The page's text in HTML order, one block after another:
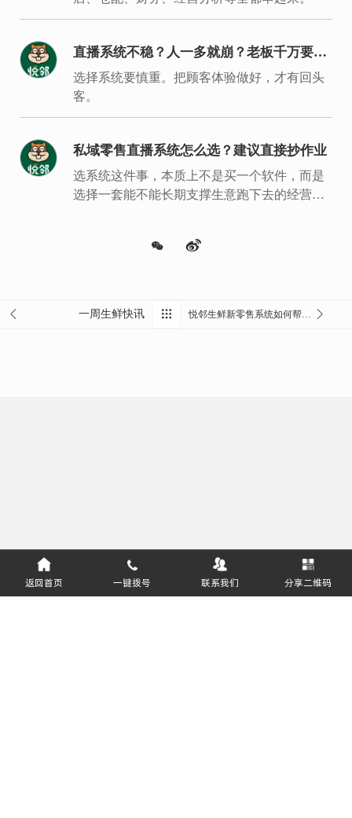
直播系统不稳？人一多就崩？老板千万要重
视
选择系统要慎重。把顾客体验做好，才有回头
客。
私域零售直播系统怎么选？建议直接抄作业
选系统这件事，本质上不是买一个软件，而是
选择一套能不能长期支撑生意跑下去的经营底
一周生鲜快讯 悦邻生鲜新零售系统如何帮助门店进行高效管理
返回首页 一键拨号 联系我们 分享二维码